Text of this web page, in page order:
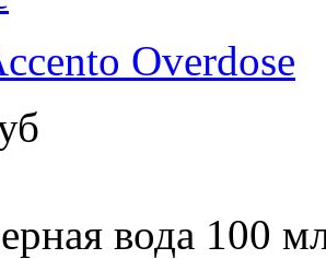
Overdose
вода 100